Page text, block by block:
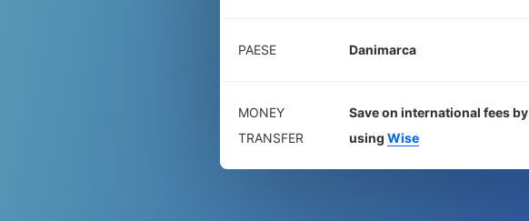
PAESE Danimarca
MONEY
TRANSFER
Save on international fees by
using Wise